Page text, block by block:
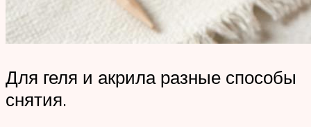
Для геля и акрила разные способы
снятия.